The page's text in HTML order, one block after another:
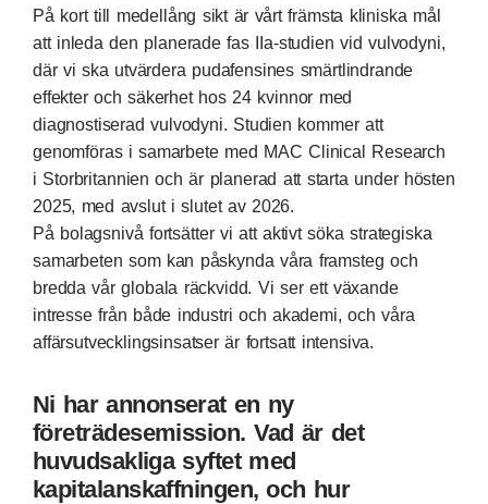
På kort till medellång sikt är vårt främsta kliniska mål
att inleda den planerade fas IIa-studien vid vulvodyni,
där vi ska utvärdera pudafensines smärtlindrande
effekter och säkerhet hos 24 kvinnor med
diagnostiserad vulvodyni. Studien kommer att
genomföras i samarbete med MAC Clinical Research
i Storbritannien och är planerad att starta under hösten
2025, med avslut i slutet av 2026.
På bolagsnivå fortsätter vi att aktivt söka strategiska
samarbeten som kan påskynda våra framsteg och
bredda vår globala räckvidd. Vi ser ett växande
intresse från både industri och akademi, och våra
affärsutvecklingsinsatser är fortsatt intensiva.
Ni har annonserat en ny
företrädesemission. Vad är det
huvudsakliga syftet med
kapitalanskaffningen, och hur